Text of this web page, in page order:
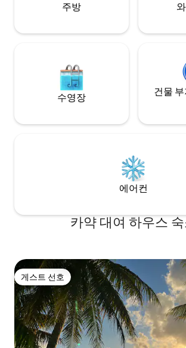
주방
수영장
건물
에어컨
카약 대여 하우스
게스트 선호
게스트 선호